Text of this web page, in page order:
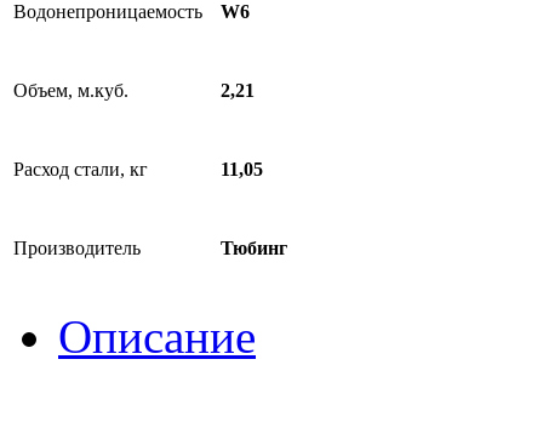
Водонепроницаемость W6
Объем, м.куб. 2,21
Расход стали, кг 11,05
Производитель Тюбинг
Описание